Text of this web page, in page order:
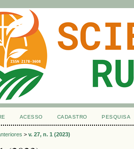
ACESSO CADASTRO PESQUISA
> v. 27, n. 1 (2023)